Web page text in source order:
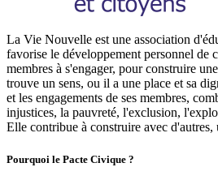
La Vie Nouvelle est une association
favorise le développement personnel de
membres à s'engager, pour construire
trouve un sens, ou il a une place et sa
et les engagements de ses membres,
injustices, la pauvreté, l'exclusion,
Elle contribue à construire avec d'autres,
Pourquoi le Pacte Civique ?